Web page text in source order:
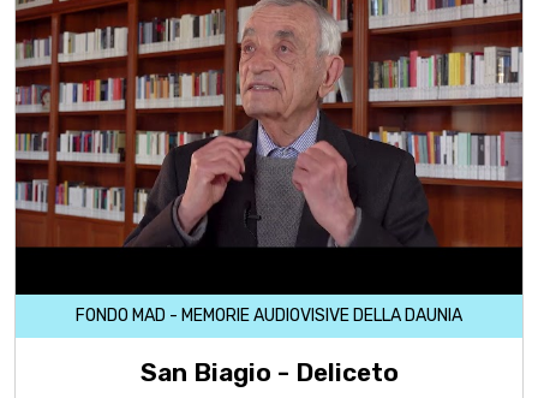
FONDO MAD - MEMORIE AUDIOVISIVE DELLA DAUNIA
San Biagio - Deliceto